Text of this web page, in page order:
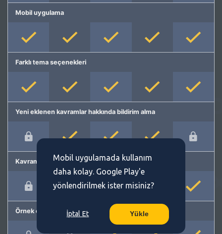
Mobil uygulama
Farklı tema seçenekleri
Yeni eklenen kavramlar hakkında bildirim alma
Kavram önerme
Örnek cümleler
Mobil uygulamada kullanım
daha kolay. Google Play'e
yönlendirilmek ister misiniz?
İptal Et Yükle